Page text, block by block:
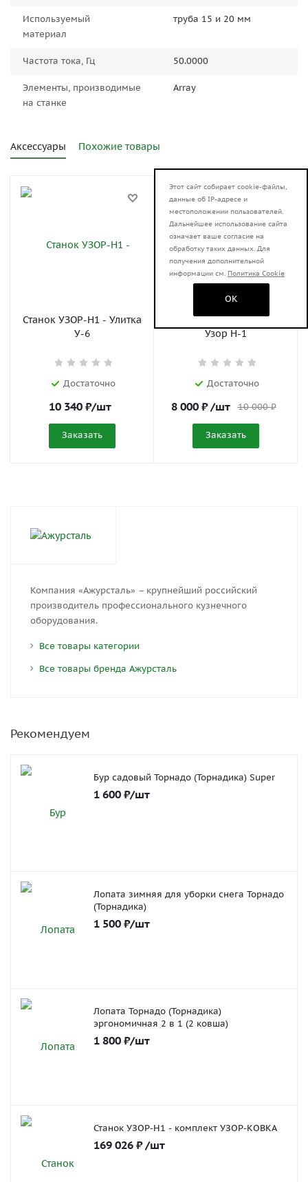
Используемый
материал
труба 15 и 20 мм
Частота тока, Гц 50.0000
Элементы, производимые
на станке
Array
Аксессуары Похожие товары
Станок УЗОР-Н1 - Улитка
У-6
Достаточно
10 340₽/шт
Заказать
АКЦИЯ
Столешница под станок
Узор Н-1
Достаточно
8 000₽ /шт 10 000₽
Заказать
Компания «Ажурсталь» – крупнейший российский
производитель профессионального кузнечного
оборудования.
Все товары категории
Все товары бренда Ажурсталь
Рекомендуем
Бур садовый Торнадо (Торнадика) Super
1 600 ₽/шт
Лопата зимняя для уборки снега Торнадо
(Торнадика)
1 500 ₽/шт
Лопата Торнадо (Торнадика)
эргономичная 2 в 1 (2 ковша)
1 800 ₽/шт
Станок УЗОР-Н1 - комплект УЗОР-КОВКА
169 026 ₽ /шт
Этот сайт собирает cookie-файлы,
данные об IP-адресе и
местоположении пользователей.
Дальнейшее использование сайта
означает ваше согласие на
обработку таких данных. Для
получения дополнительной
информации см. Политика Cookie
OK